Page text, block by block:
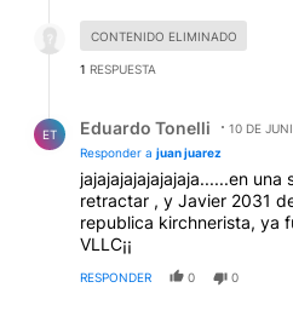
CONTENIDO ELIMINADO
1 RESPUESTA
ET Eduardo Tonelli
10 DE
Responder a juan juarez
jajajajajajajajaja......en
retractar , y Javier 2031 de
republica kirchnerista, ya
VLLC¡¡
RESPONDER 0 0